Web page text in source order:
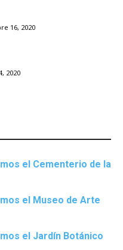
16, 2020
2020
el Cementerio de la
el Museo de Arte
el Jardín Botánico